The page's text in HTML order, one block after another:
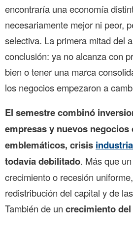
encontraría una economía
necesariamente mejor ni peor,
selectiva. La primera mitad del
conclusión: ya no alcanza con
bien o tener una marca
los negocios empezaron a
El semestre combinó
empresas y nuevos negocios
emblemáticos, crisis industria
todavía debilitado. Más que
crecimiento o recesión
redistribución del capital y de
También de un crecimiento